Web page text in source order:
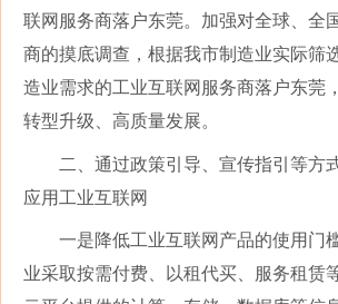
联网服务商落户东莞。加强对全球、全
商的摸底调查，根据我市制造业实际筛
造业需求的工业互联网服务商落户东莞
转型升级、高质量发展。
二、通过政策引导、宣传指引等方
应用工业互联网
一是降低工业互联网产品的使用门
业采取按需付费、以租代买、服务租赁